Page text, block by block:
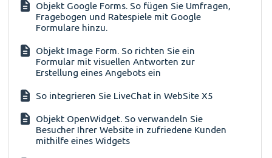
Objekt Google Forms. So fügen Sie Umfragen,
Fragebogen und Ratespiele mit Google
Formulare hinzu.
Objekt Image Form. So richten Sie ein
Formular mit visuellen Antworten zur
Erstellung eines Angebots ein
So integrieren Sie LiveChat in WebSite X5
Objekt OpenWidget. So verwandeln Sie
Besucher Ihrer Website in zufriedene Kunden
mithilfe eines Widgets